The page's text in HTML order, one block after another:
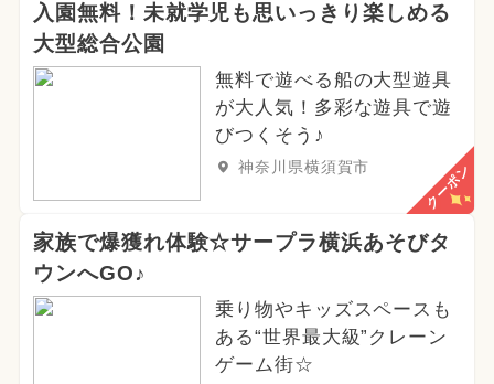
入園無料！未就学児も思いっきり楽しめる
大型総合公園
無料で遊べる船の大型遊具
が大人気！多彩な遊具で遊
びつくそう♪
神奈川県横須賀市 クーポン
家族で爆獲れ体験☆サープラ横浜あそびタ
ウンへGO♪
乗り物やキッズスペースも
ある“世界最大級”クレーン
ゲーム街☆